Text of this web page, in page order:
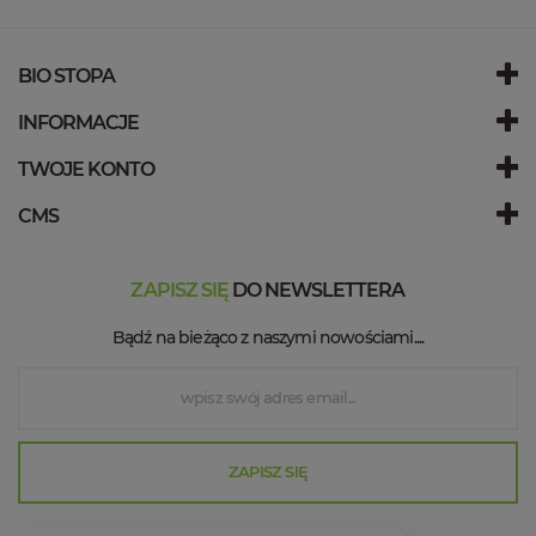
BIO STOPA
INFORMACJE
TWOJE KONTO
CMS
ZAPISZ SIĘDO NEWSLETTERA
Bądź na bieżąco z naszymi nowościami....
ZAPISZ SIĘ